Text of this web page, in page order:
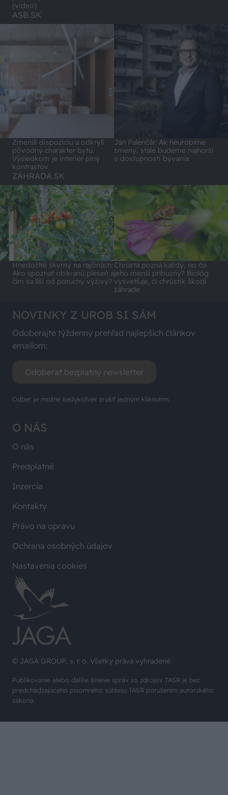
(video)
ASB.SK
Zmenili dispozíciu a odkryli
pôvodný charakter bytu.
Výsledkom je interiér plný
kontrastov
Ján Palenčár: Ak neurobíme
zmeny, stále budeme najhorší
v dostupnosti bývania
ZÁHRADA.SK
Hnedožlté škvrny na rajčinách:
Ako spoznať obávanú pleseň a
čím sa líši od poruchy výživy?
Chrústa pozná každý, no čo
jeho menší príbuzný? Biológ
vysvetľuje, či chrústik škodí
záhrade
© JAGA GROUP, s. r. o. Všetky práva vyhradené.
Publikovanie alebo ďalšie šírenie správ zo zdrojov TASR je bez
predchádzajúceho písomného súhlasu TASR porušením autorského
zákona.
O NÁS
O nás
Predplatné
Inzercia
Kontakty
Právo na opravu
Ochrana osobných údajov
Nastavenia cookies
NOVINKY Z UROB SI SÁM
Odoberajte týždenný prehľad najlepších článkov
emailom:
Odoberať bezplatný newsletter
Odber je možné kedykoľvek zrušiť jedným kliknutím.